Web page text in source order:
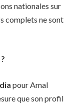
nationales sur
complets ne sont
pour Amal
que son profil